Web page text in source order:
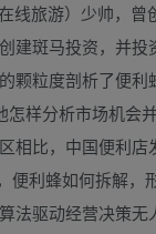
线旅游）少帅，曾
建斑马投资，并投
颗粒度剖析了便利
怎样分析市场机会
相比，中国便利店
便利蜂如何拆解，
法驱动经营决策无